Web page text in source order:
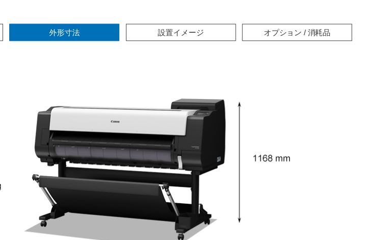
外形寸法 設置イメージ オプション / 消耗品